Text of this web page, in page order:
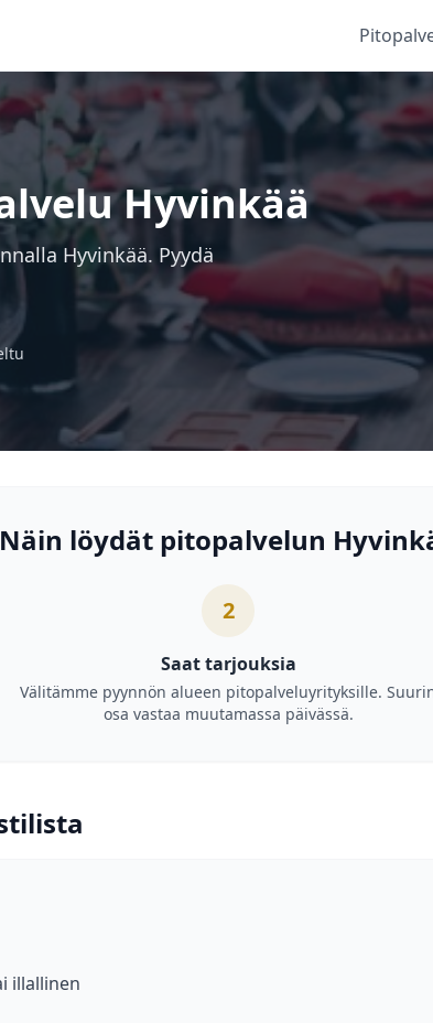
Hyvinkää
Hyvinkää. Pyydä
Näin löydät pitopalvelun
2
Saat tarjouksia
Välitämme pyynnön alueen pitopalveluyrityksille.
osa vastaa muutamassa päivässä.
illallinen